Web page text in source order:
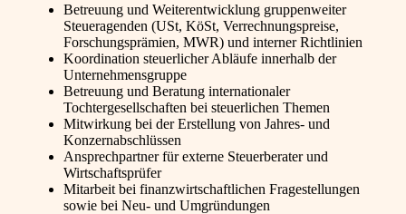
Betreuung und Weiterentwicklung gruppenweiter
Steueragenden (USt, KöSt, Verrechnungspreise,
Forschungsprämien, MWR) und interner Richtlinien
Koordination steuerlicher Abläufe innerhalb der
Unternehmensgruppe
Betreuung und Beratung internationaler
Tochtergesellschaften bei steuerlichen Themen
Mitwirkung bei der Erstellung von Jahres- und
Konzernabschlüssen
Ansprechpartner für externe Steuerberater und
Wirtschaftsprüfer
Mitarbeit bei finanzwirtschaftlichen Fragestellungen
sowie bei Neu- und Umgründungen